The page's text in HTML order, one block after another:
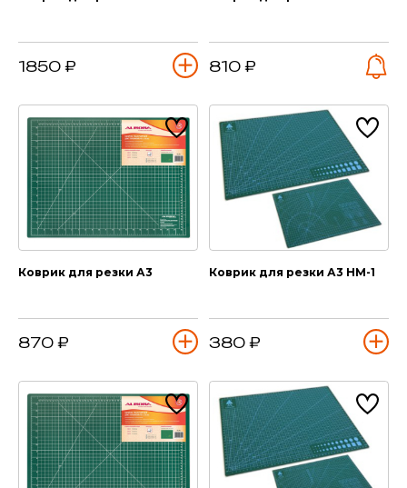
1850 ₽ 810 ₽
Коврик для резки А3
870 ₽
Коврик для резки А3 HM-1
380 ₽